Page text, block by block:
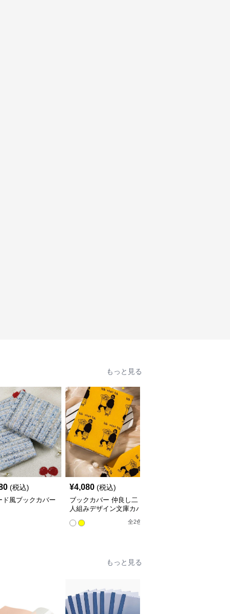
もっと見る
(税込)
ド風ブックカバー
¥4,080 (税込)
ブックカバー 仲良し二
人組みデザイン文庫カバ
全2色
もっと見る